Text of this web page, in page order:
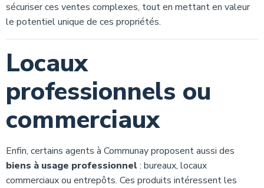
sécuriser ces ventes complexes, tout en mettant en valeur
le potentiel unique de ces propriétés.
Locaux
professionnels ou
commerciaux
Enfin, certains agents à Communay proposent aussi des
biens à usage professionnel : bureaux, locaux
commerciaux ou entrepôts. Ces produits intéressent les